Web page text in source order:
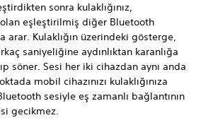
sonra kulaklığınız,
eşleştirilmiş diğer Bluetooth
arar. Kulaklığın üzerindeki gösterge,
saniyeliğine aydınlıktan karanlığa
söner. Sesi her iki cihazdan aynı anda
mobil cihazınızı kulaklığınıza
sesiyle eş zamanlı bağlantının
gecikmez.